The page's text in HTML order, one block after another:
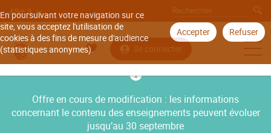
En poursuivant votre navigation sur ce
site, vous acceptez l'utilisation de
cookies à des fins de mesure d'audience
(statistiques anonymes).
Accepter Refuser
Aller à
Se connecter
Offre en cours de modification : les informations
concernant le contenu des enseignements peuvent évoluer
jusqu’au 30 septembre